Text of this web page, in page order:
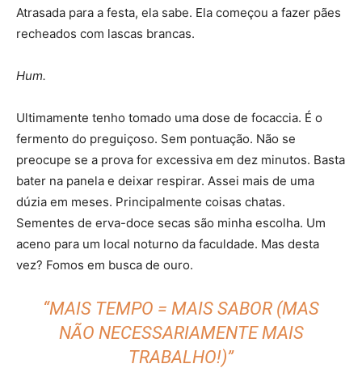
Atrasada para a festa, ela sabe. Ela começou a fazer pães
recheados com lascas brancas.
Hum.
Ultimamente tenho tomado uma dose de focaccia. É o
fermento do preguiçoso. Sem pontuação. Não se
preocupe se a prova for excessiva em dez minutos. Basta
bater na panela e deixar respirar. Assei mais de uma
dúzia em meses. Principalmente coisas chatas.
Sementes de erva-doce secas são minha escolha. Um
aceno para um local noturno da faculdade. Mas desta
vez? Fomos em busca de ouro.
“MAIS TEMPO = MAIS SABOR (MAS
NÃO NECESSARIAMENTE MAIS
TRABALHO!)”